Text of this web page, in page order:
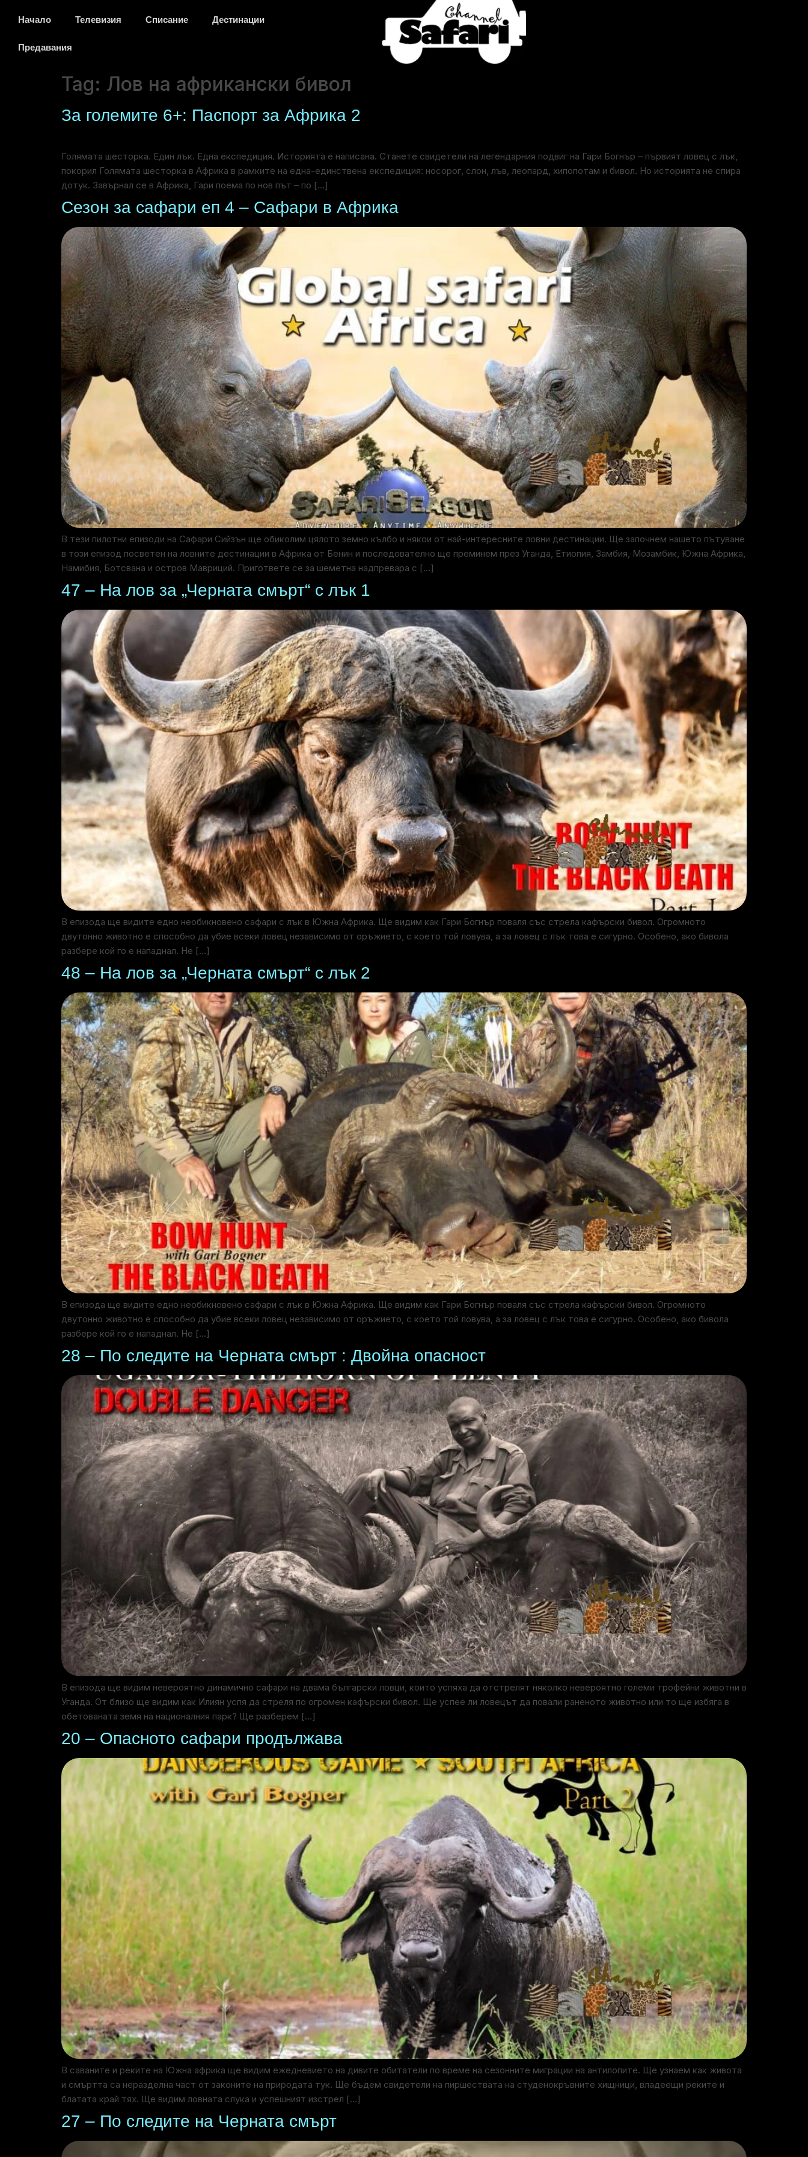
Начало Телевизия Списание Дестинации
Предавания
Tag: Лов на африкански бивол
За големите 6+: Паспорт за Африка 2
Голямата шесторка. Един лък. Една експедиция. Историята е написана. Станете свидетели на легендарния подвиг на Гари Богнър – първият ловец с лък,
покорил Голямата шесторка в Африка в рамките на една-единствена експедиция: носорог, слон, лъв, леопард, хипопотам и бивол. Но историята не спира
дотук. Завърнал се в Африка, Гари поема по нов път – по […]
Сезон за сафари еп 4 – Сафари в Африка
В тези пилотни епизоди на Сафари Сийзън ще обиколим цялото земно кълбо и някои от най-интересните ловни дестинации. Ще започнем нашето пътуване
в този епизод посветен на ловните дестинации в Африка от Бенин и последователно ще преминем през Уганда, Етиопия, Замбия, Мозамбик, Южна Африка,
Намибия, Ботсвана и остров Мавриций. Пригответе се за шеметна надпревара с […]
47 – На лов за „Черната смърт“ с лък 1
В епизода ще видите едно необикновено сафари с лък в Южна Африка. Ще видим как Гари Богнър поваля със стрела кафърски бивол. Огромното
двутонно животно е способно да убие всеки ловец независимо от оръжието, с което той ловува, а за ловец с лък това е сигурно. Особено, ако бивола
разбере кой го е нападнал. Не […]
48 – На лов за „Черната смърт“ с лък 2
В епизода ще видите едно необикновено сафари с лък в Южна Африка. Ще видим как Гари Богнър поваля със стрела кафърски бивол. Огромното
двутонно животно е способно да убие всеки ловец независимо от оръжието, с което той ловува, а за ловец с лък това е сигурно. Особено, ако бивола
разбере кой го е нападнал. Не […]
28 – По следите на Черната смърт : Двойна опасност
В епизода ще видим невероятно динамично сафари на двама български ловци, които успяха да отстрелят няколко невероятно големи трофейни животни в
Уганда. От близо ще видим как Илиян успя да стреля по огромен кафърски бивол. Ще успее ли ловецът да повали раненото животно или то ще избяга в
обетованата земя на националния парк? Ще разберем […]
20 – Опасното сафари продължава
В саваните и реките на Южна африка ще видим ежедневието на дивите обитатели по време на сезонните миграции на антилопите. Ще узнаем как живота
и смъртта са неразделна част от законите на природата тук. Ще бъдем свидетели на пиршествата на студенокръвните хищници, владеещи реките и
блатата край тях. Ще видим ловната слука и успешният изстрел […]
27 – По следите на Черната смърт